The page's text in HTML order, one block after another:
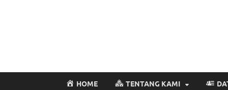
HOME TENTANG KAMI